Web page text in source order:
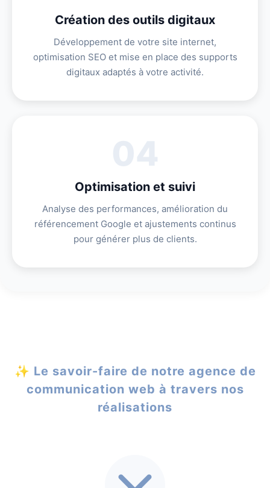
Création des outils digitaux
Développement de votre site internet,
optimisation SEO et mise en place des supports
digitaux adaptés à votre activité.
Optimisation et suivi
Analyse des performances, amélioration du
référencement Google et ajustements continus
pour générer plus de clients.
✨ Le savoir-faire de notre agence de
communication web à travers nos
réalisations